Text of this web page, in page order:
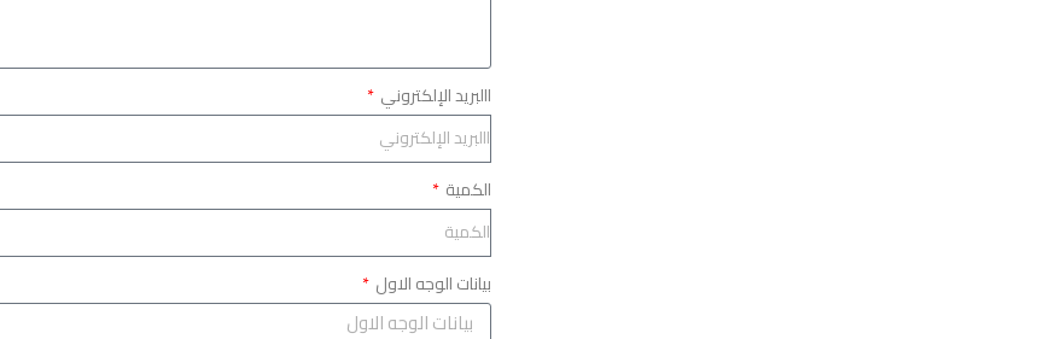
االبريد الإلكتروني
الكمية
بيانات الوجه الاول